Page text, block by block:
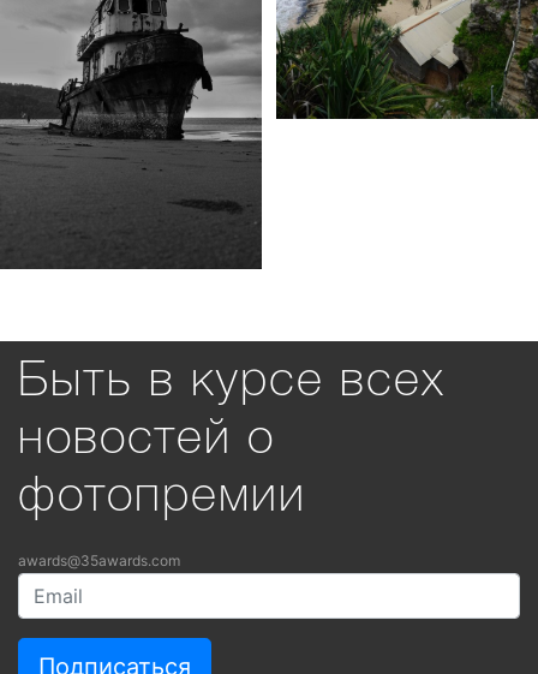
Быть в курсе всех
новостей о
фотопремии
awards@35awards.com